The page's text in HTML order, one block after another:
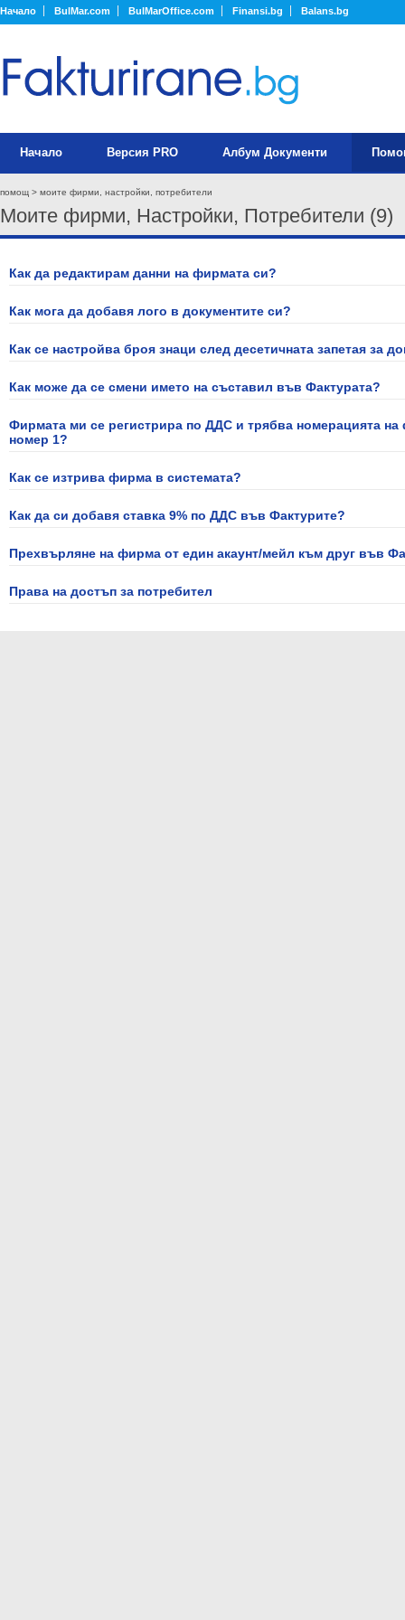
Начало BulMar.com BulMarOffice.com Finansi.bg Balans.bg
Начало Версия PRO Албум Документи
помощ > моите фирми, настройки, потребители
Моите фирми, Настройки, Потребители (9)
Как да редактирам данни на фирмата си?
Как мога да добавя лого в документите си?
Как се настройва броя знаци след десетичната запетая за
Как може да се смени името на съставил във Фактурата?
Фирмата ми се регистрира по ДДС и трябва номерацията на
номер 1?
Как се изтрива фирма в системата?
Как да си добавя ставка 9% по ДДС във Фактурите?
Прехвърляне на фирма от един акаунт/мейл към друг във
Права на достъп за потребител